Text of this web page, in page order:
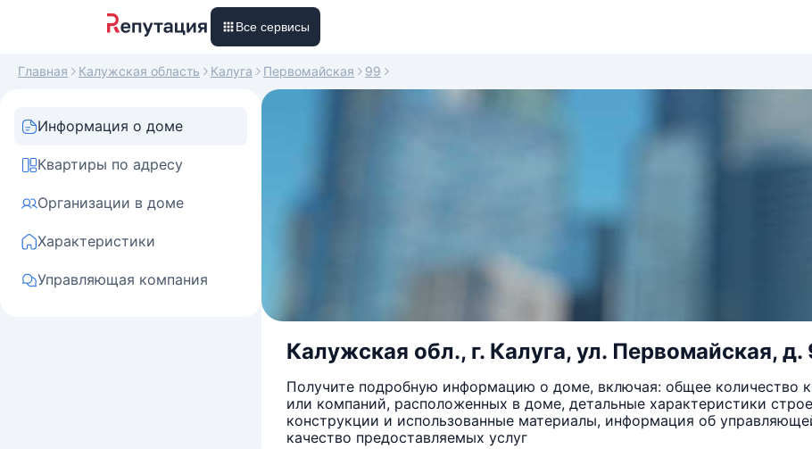
Все сервисы
Главная Калужская область Калуга Первомайская 99
Информация о доме
Квартиры по адресу
Организации в доме
Характеристики
Управляющая компания
Калужская обл., г. Калуга, ул. Первомайская, д.
Получите подробную информацию о доме, включая: общее количество
или компаний, расположенных в доме, детальные характеристики
конструкции и использованные материалы, информация об
качество предоставляемых услуг